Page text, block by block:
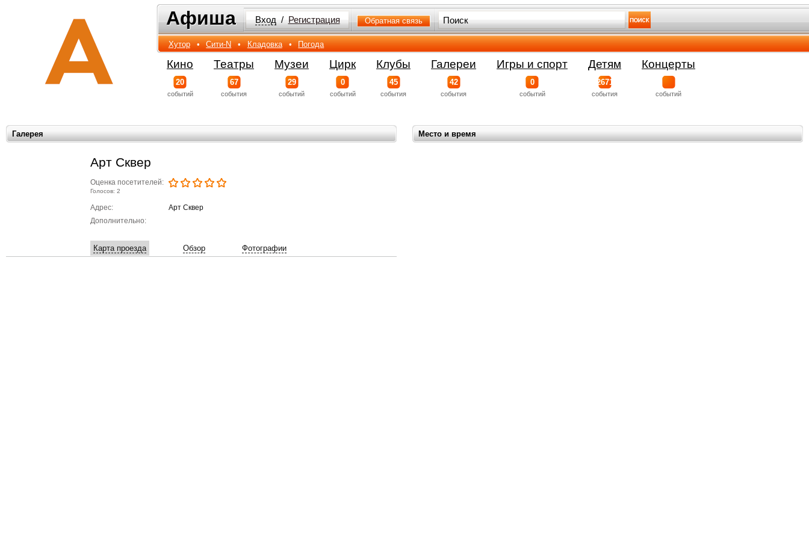
Афиша
Афиша Вход / Регистрация Обратная связь
Хутор • Сити-N • Кладовка • Погода
Кино
20
событий
Театры
67
события
Музеи
29
событий
Цирк
0
событий
Клубы
45
события
Галереи
42
события
Игры и спорт
0
событий
Детям
2671
события
Концерты
событий
Место и время
Галерея
Арт Сквер
Оценка посетителей:
Голосов: 2
Адрес:
Арт Сквер
Дополнительно:
Карта проезда Обзор Фотографии